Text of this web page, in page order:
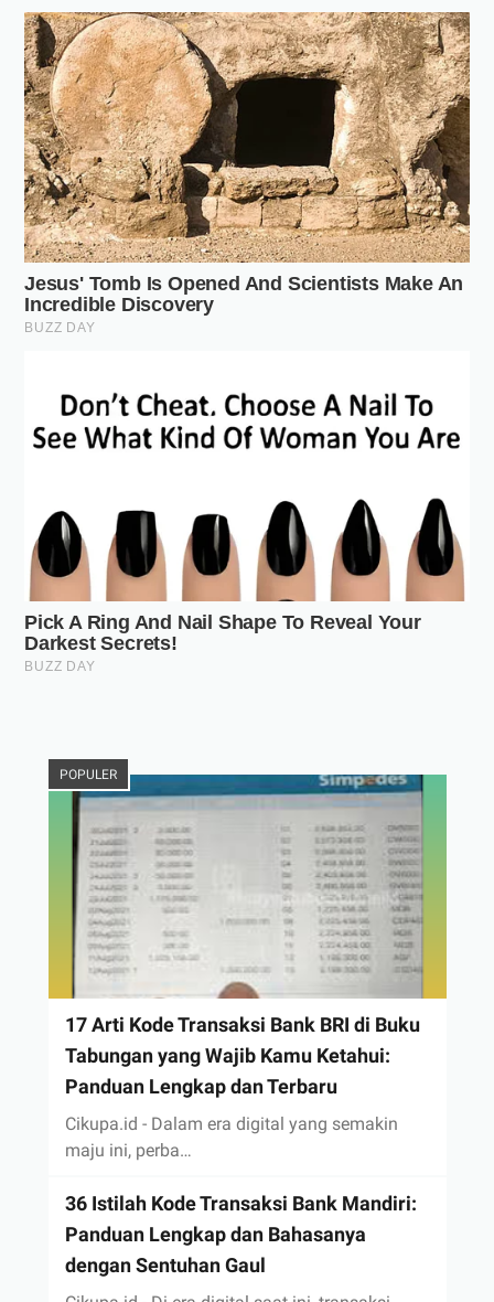
POPULER
17 Arti Kode Transaksi Bank BRI di Buku
Tabungan yang Wajib Kamu Ketahui:
Panduan Lengkap dan Terbaru
Cikupa.id - Dalam era digital yang semakin
maju ini, perba…
36 Istilah Kode Transaksi Bank Mandiri:
Panduan Lengkap dan Bahasanya
dengan Sentuhan Gaul